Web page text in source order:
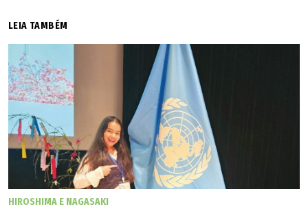
acreditou que as marcas fossem decorrentes de eventuais
LEIA TAMBÉM
HIROSHIMA E NAGASAKI